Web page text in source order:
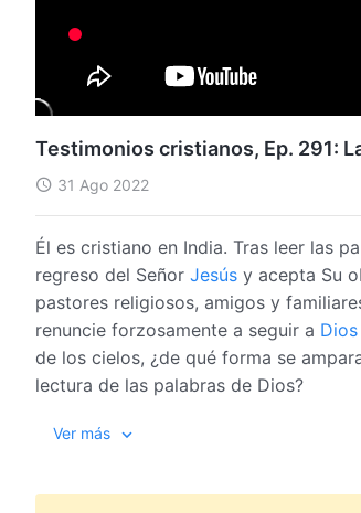
Testimonios cristianos, Ep. 291:
31 Ago 2022
Él es cristiano en India. Tras leer las
regreso del Señor Jesús y acepta Su
pastores religiosos, amigos y
renuncie forzosamente a seguir a Dios
de los cielos, ¿de qué forma se
lectura de las palabras de Dios?
Ver más